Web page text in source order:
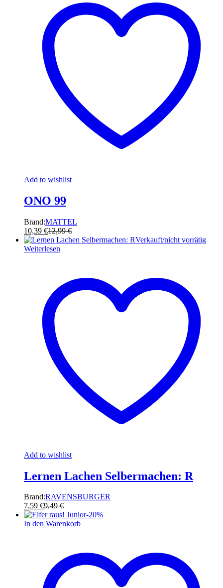
Add to wishlist
ONO 99
Brand:MATTEL
10,39 €12,99€
Verkauft/nicht vorrätig
Weiterlesen
Add to wishlist
Lernen Lachen Selbermachen: R
Brand:RAVENSBURGER
7,59 €9,49€
-20%
In den Warenkorb